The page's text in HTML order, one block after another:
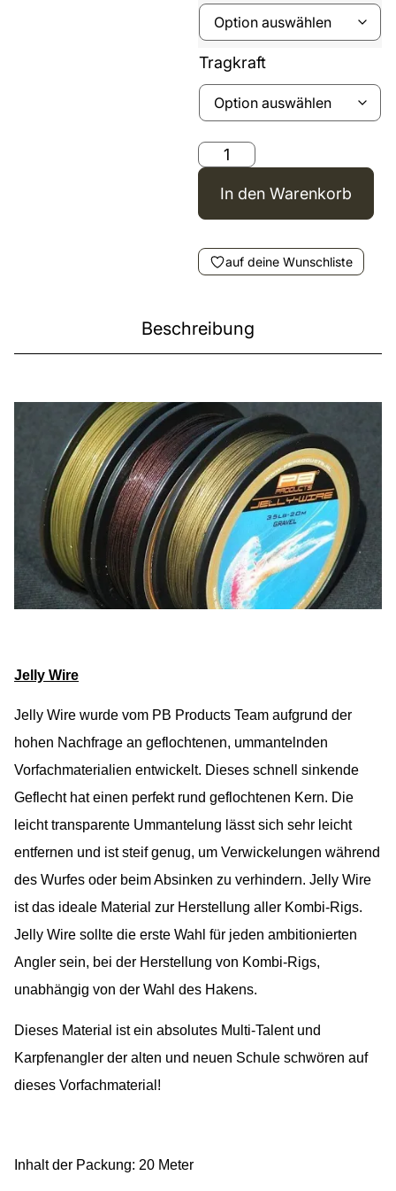
Tragkraft
In den Warenkorb
auf deine Wunschliste
Beschreibung
Jelly Wire
Jelly Wire wurde vom PB Products Team aufgrund der
hohen Nachfrage an geflochtenen, ummantelnden
Vorfachmaterialien entwickelt. Dieses schnell sinkende
Geflecht hat einen perfekt rund geflochtenen Kern. Die
leicht transparente Ummantelung lässt sich sehr leicht
entfernen und ist steif genug, um Verwickelungen während
des Wurfes oder beim Absinken zu verhindern. Jelly Wire
ist das ideale Material zur Herstellung aller Kombi-Rigs.
Jelly Wire sollte die erste Wahl für jeden ambitionierten
Angler sein, bei der Herstellung von Kombi-Rigs,
unabhängig von der Wahl des Hakens.
Dieses Material ist ein absolutes Multi-Talent und
Karpfenangler der alten und neuen Schule schwören auf
dieses Vorfachmaterial!
Inhalt der Packung: 20 Meter